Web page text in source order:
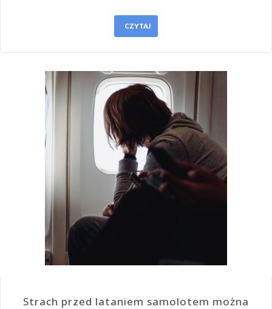
CZYTAJ
Strach przed lataniem samolotem można